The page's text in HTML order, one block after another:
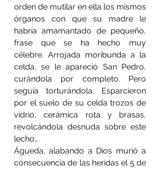
orden de mutilar en ella los mismos
órganos con que su madre le
habría amamantado de pequeño,
frase que se ha hecho muy
célebre. Arrojada moribunda a la
celda, se le apareció San Pedro,
curándola por completo. Pero
seguía torturándola. Esparcieron
por el suelo de su celda trozos de
vidrio, cerámica rota y brasas,
revolcándola desnuda sobre este
lecho…
Águeda, alabando a Dios murió a
consecuencia de las heridas el 5 de